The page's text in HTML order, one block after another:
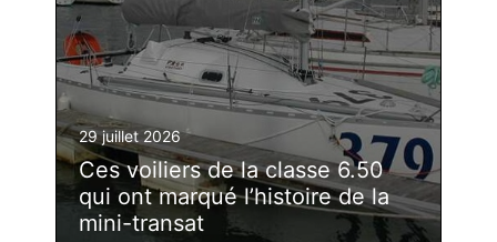
29 juillet 2026
Ces voiliers de la classe 6.50
qui ont marqué l’histoire de la
mini-transat